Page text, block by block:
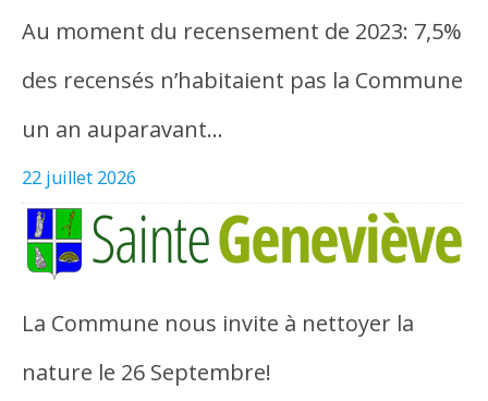
Au moment du recensement de 2023: 7,5%
des recensés n’habitaient pas la Commune
un an auparavant…
22 juillet 2026
La Commune nous invite à nettoyer la
nature le 26 Septembre!